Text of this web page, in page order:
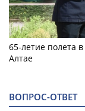
65-летие полета
Алтае
ВОПРОС-ОТВЕТ